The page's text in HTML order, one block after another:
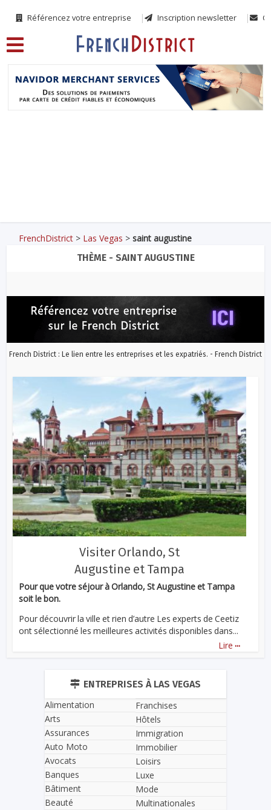
Référencez votre entreprise Inscription newsletter
FrenchDistrict > Las Vegas >saint augustine
THÈME - SAINT AUGUSTINE
French District : Le lien entre les entreprises et les expatriés. - French District
Visiter Orlando, St
Augustine et Tampa
Pour que votre séjour à Orlando, St Augustine et Tampa
soit le bon.
Pour découvrir la ville et rien d’autre Les experts de Ceetiz
ont sélectionné les meilleures activités disponibles dans...
Lire ...
ENTREPRISES À LAS VEGAS
Alimentation
Arts
Assurances
Auto Moto
Avocats
Banques
Bâtiment
Beauté
Franchises
Hôtels
Immigration
Immobilier
Loisirs
Luxe
Mode
Multinationales